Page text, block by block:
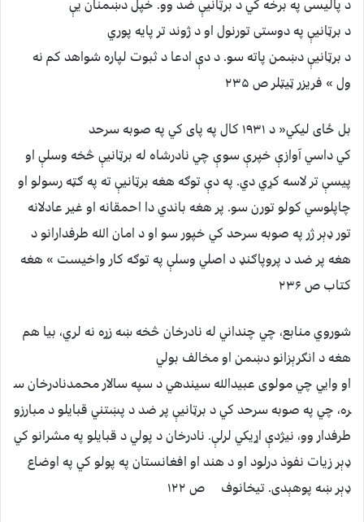
د پالیسی په برخه کي د برټانیې ضد وو. خپل دښمنان یې
د برټانیې په دوستی تورنول او د ژوند تر پایه پوري
د برټانیې دښمن پاته سو. د دې ادعا د ثبوت لپاره شواهد کم نه
ول » فریزر ټیټلر ص ۲۳۵
بل ځای لیکي« د ۱۹۳۱ کال په پای کي په صوبه سرحد
کي داسي آوازې خپرې سوې چي نادرشاه له برټانیې څخه وسلې او
پیسې تر لاسه کړي دي. په دې توګه هغه برټانیې ته په ګټه رسولو او
چاپلوسي کولو تورن سو. پر هغه باندي دا احمقانه او غیر عادلانه
تور ډېر ژر په صوبه سرحد کي خپور سو او د امان الله طرفدارانو د
هغه پر ضد د پروپاګنډ د اصلي وسلې په توګه کار واخیست » هغه
کتاب ص ۲۳۶
شوروي منابع، چي چنداني له نادرخان څخه ښه زړه نه لري، بیا هم
هغه د انګرېزانو دښمن او مخالف بولي
او وايي چي مولوی عبیدالله سیندهي د سپه سالار محمدنادرخان س
ره، چي په صوبه سرحد کي د برټانیې پر ضد د پښتني قبایلو د مبارزو
طرفدار وو، نیژدې اړیکي لرلې. نادرخان د پولي د قبایلو په مشرانو کي
ډېر زیات نفوذ درلود او د هند او افغانستان په پولو کي په اوضاع
ډېر ښه پوهېدی. تیخانوف ص ۱۲۲